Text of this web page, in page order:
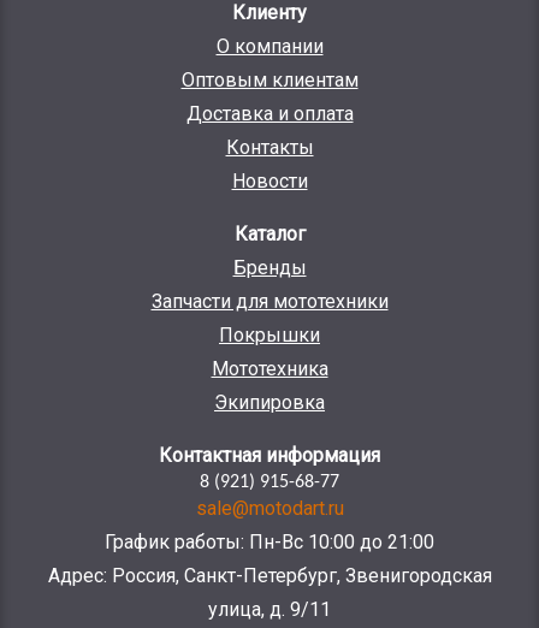
Клиенту
О компании
Оптовым клиентам
Доставка и оплата
Контакты
Новости
Каталог
Бренды
Запчасти для мототехники
Покрышки
Мототехника
Экипировка
Контактная информация
8 (921) 915-68-77
sale@motodart.ru
График работы: Пн-Вс 10:00 до 21:00
Адрес: Россия, Санкт-Петербург, Звенигородская
улица, д. 9/11